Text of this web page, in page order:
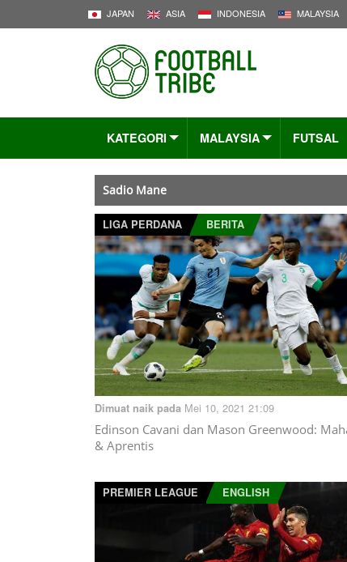
JAPAN ASIA INDONESIA MALAYSIA
KATEGORI MALAYSIA FUTSAL
Sadio Mane
LIGA PERDANA BERITA
Dimuat naik pada Mei 10, 2021 21:09
Edinson Cavani dan Mason Greenwood:
& Aprentis
PREMIER LEAGUE ENGLISH